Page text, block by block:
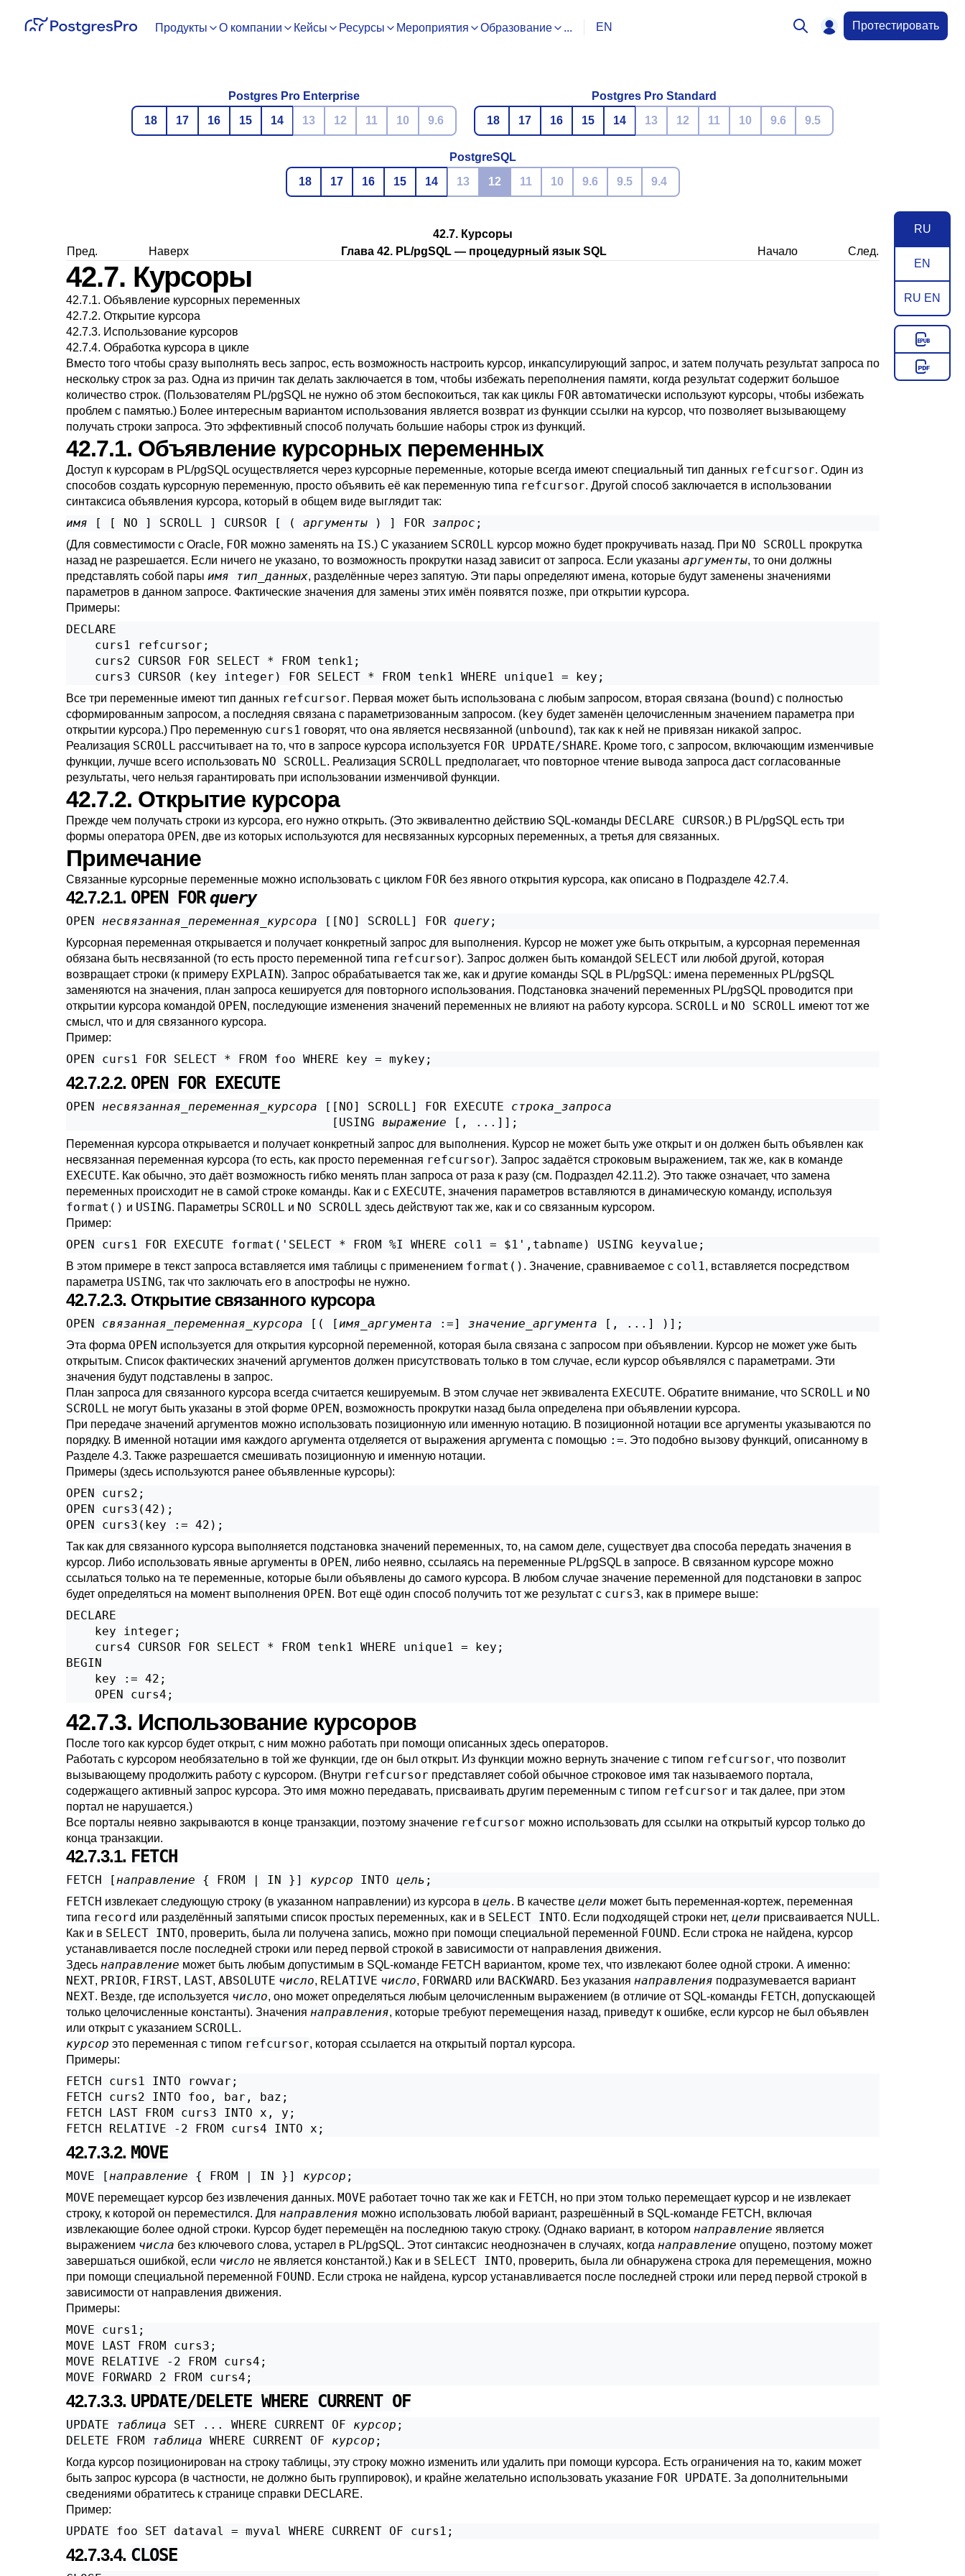
Продукты О компании Кейсы Ресурсы Мероприятия Образование ... EN Протестировать
Postgres Pro Enterprise
18
17 16 15 14 13 12 11 10 9.6
Postgres Pro Standard
18
17 16 15 14 13 12 11 10 9.6 9.5
PostgreSQL
18
17 16 15 14 13 12 11 10 9.6 9.5 9.4
RU
EN
RU EN
42.7. Курсоры
Пред.
Наверх Глава 42. PL/pgSQL— процедурный язык SQL Начало След.
42.7. Курсоры
42.7.1. Объявление курсорных переменных
42.7.2. Открытие курсора
42.7.3. Использование курсоров
42.7.4. Обработка курсора в цикле
Вместо того чтобы сразу выполнять весь запрос, есть возможность настроить курсор, инкапсулирующий запрос, и затем получать результат запроса по
нескольку строк за раз. Одна из причин так делать заключается в том, чтобы избежать переполнения памяти, когда результат содержит большое
количество строк. (Пользователям PL/pgSQL не нужно об этом беспокоиться, так как циклы FOR автоматически используют курсоры, чтобы избежать
проблем с памятью.) Более интересным вариантом использования является возврат из функции ссылки на курсор, что позволяет вызывающему
получать строки запроса. Это эффективный способ получать большие наборы строк из функций.
42.7.1. Объявление курсорных переменных
Доступ к курсорам в PL/pgSQL осуществляется через курсорные переменные, которые всегда имеют специальный тип данных refcursor. Один из
способов создать курсорную переменную, просто объявить её как переменную типа refcursor. Другой способ заключается в использовании
синтаксиса объявления курсора, который в общем виде выглядит так:
имя [ [ NO ] SCROLL ] CURSOR [ ( аргументы ) ] FOR запрос
(Для совместимости с Oracle, FOR можно заменять на IS.) С указанием SCROLL курсор можно будет прокручивать назад. При NO SCROLL прокрутка
назад не разрешается. Если ничего не указано, то возможность прокрутки назад зависит от запроса. Если указаны аргументы, то они должны
представлять собой пары имя тип_данных, разделённые через запятую. Эти пары определяют имена, которые будут заменены значениями
параметров в данном запросе. Фактические значения для замены этих имён появятся позже, при открытии курсора.
Примеры:
DECLARE
    curs1 refcursor;
    curs2 CURSOR FOR SELECT * FROM tenk1;
    curs3 CURSOR (key integer) FOR SELECT * FROM tenk1 WHERE unique1 = key;
Все три переменные имеют тип данных refcursor. Первая может быть использована с любым запросом, вторая связана (bound) с полностью
сформированным запросом, а последняя связана с параметризованным запросом. (key будет заменён целочисленным значением параметра при
открытии курсора.) Про переменную curs1 говорят, что она является несвязанной (unbound), так как к ней не привязан никакой запрос.
Реализация SCROLL рассчитывает на то, что в запросе курсора используется FOR UPDATE/SHARE. Кроме того, с запросом, включающим изменчивые
функции, лучше всего использовать NO SCROLL. Реализация SCROLL предполагает, что повторное чтение вывода запроса даст согласованные
результаты, чего нельзя гарантировать при использовании изменчивой функции.
42.7.2. Открытие курсора
Прежде чем получать строки из курсора, его нужно открыть. (Это эквивалентно действию SQL-команды DECLARE CURSOR.) В PL/pgSQL есть три
формы оператора OPEN, две из которых используются для несвязанных курсорных переменных, а третья для связанных.
Примечание
Связанные курсорные переменные можно использовать с циклом FOR без явного открытия курсора, как описано в Подразделе 42.7.4.
42.7.2.1. OPEN FOR query
OPEN несвязанная_переменная_курсора [ [ NO] SCROLL] FOR query;
Курсорная переменная открывается и получает конкретный запрос для выполнения. Курсор не может уже быть открытым, а курсорная переменная
обязана быть несвязанной (то есть просто переменной типа refcursor). Запрос должен быть командой SELECT или любой другой, которая
возвращает строки (к примеру EXPLAIN). Запрос обрабатывается так же, как и другие команды SQL в PL/pgSQL: имена переменных PL/pgSQL
заменяются на значения, план запроса кешируется для повторного использования. Подстановка значений переменных PL/pgSQL проводится при
открытии курсора командой OPEN, последующие изменения значений переменных не влияют на работу курсора. SCROLL и NO SCROLL имеют тот же
смысл, что и для связанного курсора.
Пример:
OPEN curs1 FOR SELECT * FROM foo WHERE key = mykey;
42.7.2.2. OPEN FOR EXECUTE
OPEN несвязанная_переменная_курсора [ [ NO] SCROLL] FOR EXECUTE строка_запроса
                                     [
USING выражение [ , ... ] ];
Переменная курсора открывается и получает конкретный запрос для выполнения. Курсор не может быть уже открыт и он должен быть объявлен как
несвязанная переменная курсора (то есть, как просто переменная refcursor). Запрос задаётся строковым выражением, так же, как в команде
EXECUTE. Как обычно, это даёт возможность гибко менять план запроса от раза к разу (см. Подраздел 42.11.2). Это также означает, что замена
переменных происходит не в самой строке команды. Как и с EXECUTE, значения параметров вставляются в динамическую команду, используя
format() и USING. Параметры SCROLL и NO SCROLL здесь действуют так же, как и со связанным курсором.
Пример:
OPEN curs1 FOR EXECUTE format('SELECT * FROM %I WHERE col1 = $1',tabname) USING keyvalue;
В этом примере в текст запроса вставляется имя таблицы с применением format() . Значение, сравниваемое с col1, вставляется посредством
параметра USING, так что заключать его в апострофы не нужно.
42.7.2.3. Открытие связанного курсора
OPEN связанная_переменная_курсора [ ( [имя_аргумента :=] значение_аргумента [ , ... ] ) ];
Эта форма OPEN используется для открытия курсорной переменной, которая была связана с запросом при объявлении. Курсор не может уже быть
открытым. Список фактических значений аргументов должен присутствовать только в том случае, если курсор объявлялся с параметрами. Эти
значения будут подставлены в запрос.
План запроса для связанного курсора всегда считается кешируемым. В этом случае нет эквивалента EXECUTE. Обратите внимание, что SCROLL и NO
SCROLL не могут быть указаны в этой форме OPEN, возможность прокрутки назад была определена при объявлении курсора.
При передаче значений аргументов можно использовать позиционную или именную нотацию. В позиционной нотации все аргументы указываются по
порядку. В именной нотации имя каждого аргумента отделяется от выражения аргумента с помощью :=. Это подобно вызову функций, описанному в
Разделе 4.3. Также разрешается смешивать позиционную и именную нотации.
Примеры (здесь используются ранее объявленные курсоры):
OPEN curs2;
OPEN curs3(42);
OPEN curs3(key := 42);
Так как для связанного курсора выполняется подстановка значений переменных, то, на самом деле, существует два способа передать значения в
курсор. Либо использовать явные аргументы в OPEN, либо неявно, ссылаясь на переменные PL/pgSQL в запросе. В связанном курсоре можно
ссылаться только на те переменные, которые были объявлены до самого курсора. В любом случае значение переменной для подстановки в запрос
будет определяться на момент выполнения OPEN. Вот ещё один способ получить тот же результат с curs3, как в примере выше:
DECLARE
    key integer;
    curs4 CURSOR FOR SELECT * FROM tenk1 WHERE unique1 = key;
BEGIN
    key := 42;
    OPEN curs4;
42.7.3. Использование курсоров
После того как курсор будет открыт, с ним можно работать при помощи описанных здесь операторов.
Работать с курсором необязательно в той же функции, где он был открыт. Из функции можно вернуть значение с типом refcursor, что позволит
вызывающему продолжить работу с курсором. (Внутри refcursor представляет собой обычное строковое имя так называемого портала,
содержащего активный запрос курсора. Это имя можно передавать, присваивать другим переменным с типом refcursor и так далее, при этом
портал не нарушается.)
Все порталы неявно закрываются в конце транзакции, поэтому значение refcursor можно использовать для ссылки на открытый курсор только до
конца транзакции.
42.7.3.1. FETCH
FETCH [направление { FROM | IN } ] курсор INTO цель ;
FETCH извлекает следующую строку (в указанном направлении) из курсора в цель. В качестве цели может быть переменная-кортеж, переменная
типа record или разделённый запятыми список простых переменных, как и в SELECT INTO. Если подходящей строки нет, цели присваивается NULL.
Как и в SELECT INTO, проверить, была ли получена запись, можно при помощи специальной переменной FOUND. Если строка не найдена, курсор
устанавливается после последней строки или перед первой строкой в зависимости от направления движения.
Здесь направление может быть любым допустимым в SQL-команде FETCH вариантом, кроме тех, что извлекают более одной строки. А именно:
NEXT, PRIOR, FIRST, LAST, ABSOLUTE число, RELATIVE число, FORWARD или BACKWARD. Без указания направления подразумевается вариант
NEXT. Везде, где используется число, оно может определяться любым целочисленным выражением (в отличие от SQL-команды FETCH, допускающей
только целочисленные константы). Значения направления, которые требуют перемещения назад, приведут к ошибке, если курсор не был объявлен
или открыт с указанием SCROLL.
курсор это переменная с типом refcursor, которая ссылается на открытый портал курсора.
Примеры:
FETCH curs1 INTO rowvar;
FETCH curs2 INTO foo, bar, baz;
FETCH LAST FROM curs3 INTO x, y;
FETCH RELATIVE -2 FROM curs4 INTO x;
42.7.3.2. MOVE
MOVE [направление { FROM | IN } ] курсор ;
MOVE перемещает курсор без извлечения данных. MOVE работает точно так же как и FETCH, но при этом только перемещает курсор и не извлекает
строку, к которой он переместился. Для направления можно использовать любой вариант, разрешённый в SQL-команде FETCH , включая
извлекающие более одной строки. Курсор будет перемещён на последнюю такую строку. (Однако вариант, в котором направление является
выражением числа без ключевого слова, устарел в PL/pgSQL. Этот синтаксис неоднозначен в случаях, когда направление опущено, поэтому может
завершаться ошибкой, если число не является константой.) Как и в SELECT INTO, проверить, была ли обнаружена строка для перемещения, можно
при помощи специальной переменной FOUND. Если строка не найдена, курсор устанавливается после последней строки или перед первой строкой в
зависимости от направления движения.
Примеры:
MOVE curs1;
MOVE LAST FROM curs3;
MOVE RELATIVE -2 FROM curs4;
MOVE FORWARD 2 FROM curs4;
42.7.3.3. UPDATE/DELETE WHERE CURRENT OF
UPDATE таблица SET ... WHERE CURRENT OF курсор ;
DELETE FROM
таблица WHERE CURRENT OF курсор ;
Когда курсор позиционирован на строку таблицы, эту строку можно изменить или удалить при помощи курсора. Есть ограничения на то, каким может
быть запрос курсора (в частности, не должно быть группировок), и крайне желательно использовать указание FOR UPDATE. За дополнительными
сведениями обратитесь к странице справки DECLARE.
Пример:
UPDATE foo SET dataval = myval WHERE CURRENT OF curs1;
42.7.3.4. CLOSE